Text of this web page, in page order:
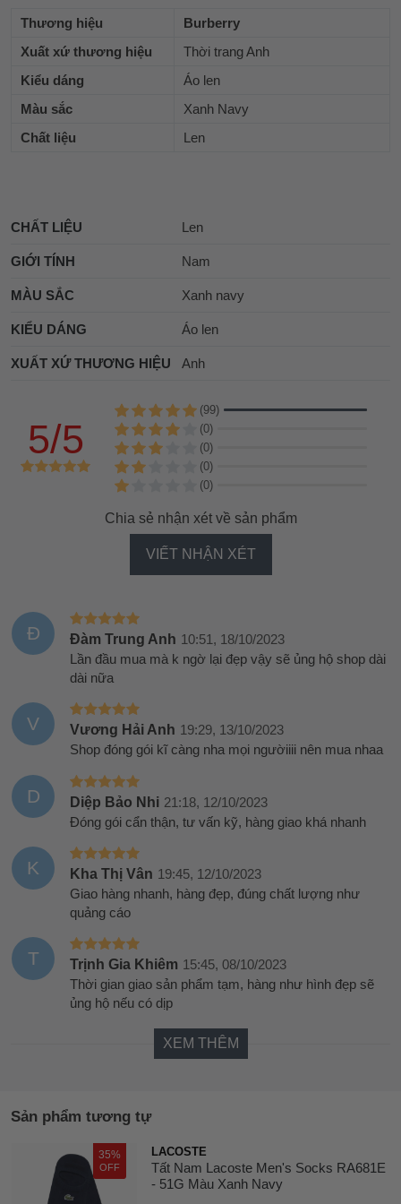
Thương hiệu
Burberry
Xuất xứ thương hiệu
Thời trang Anh
Kiểu dáng
Áo len
Màu sắc
Xanh Navy
Chất liệu
Len
CHẤT LIỆU Len
GIỚI TÍNH Nam
MÀU SẮC Xanh navy
KIỂU DÁNG Áo len
XUẤT XỨ THƯƠNG HIỆU Anh
5/5
(99)
(0)
(0)
(0)
(0)
Chia sẻ nhận xét về sản phẩm
VIẾT NHẬN XÉT
Đ Đàm Trung Anh 10:51, 18/10/2023
Lần đầu mua mà k ngờ lại đẹp vậy sẽ ủng hộ shop dài
dài nữa
V Vương Hải Anh 19:29, 13/10/2023
Shop đóng gói kĩ càng nha mọi ngườiiii nên mua nhaa
D Diệp Bảo Nhi 21:18, 12/10/2023
Đóng gói cẩn thận, tư vấn kỹ, hàng giao khá nhanh
K Kha Thị Vân 19:45, 12/10/2023
Giao hàng nhanh, hàng đẹp, đúng chất lượng như
quảng cáo
T Trịnh Gia Khiêm 15:45, 08/10/2023
Thời gian giao sản phẩm tạm, hàng như hình đẹp sẽ
ủng hộ nếu có dịp
XEM THÊM
Sản phẩm tương tự
35%
OFF
LACOSTE
Tất Nam Lacoste Men's Socks RA681E
- 51G Màu Xanh Navy